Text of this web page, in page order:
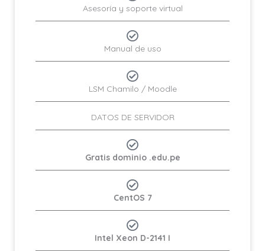
Asesoría y soporte virtual
Manual de uso
LSM Chamilo / Moodle
DATOS DE SERVIDOR
Gratis dominio .edu.pe
CentOS 7
Intel Xeon D-2141 I